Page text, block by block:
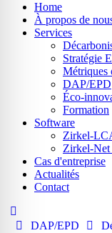
Home
À propos de
Services
Stratégie
Métriques
DAP/EPD
Éco-
Formation
Software
Zirkel-
Zirkel-Net
Cas d'entreprise
Actualités
Contact
DAP/EPD